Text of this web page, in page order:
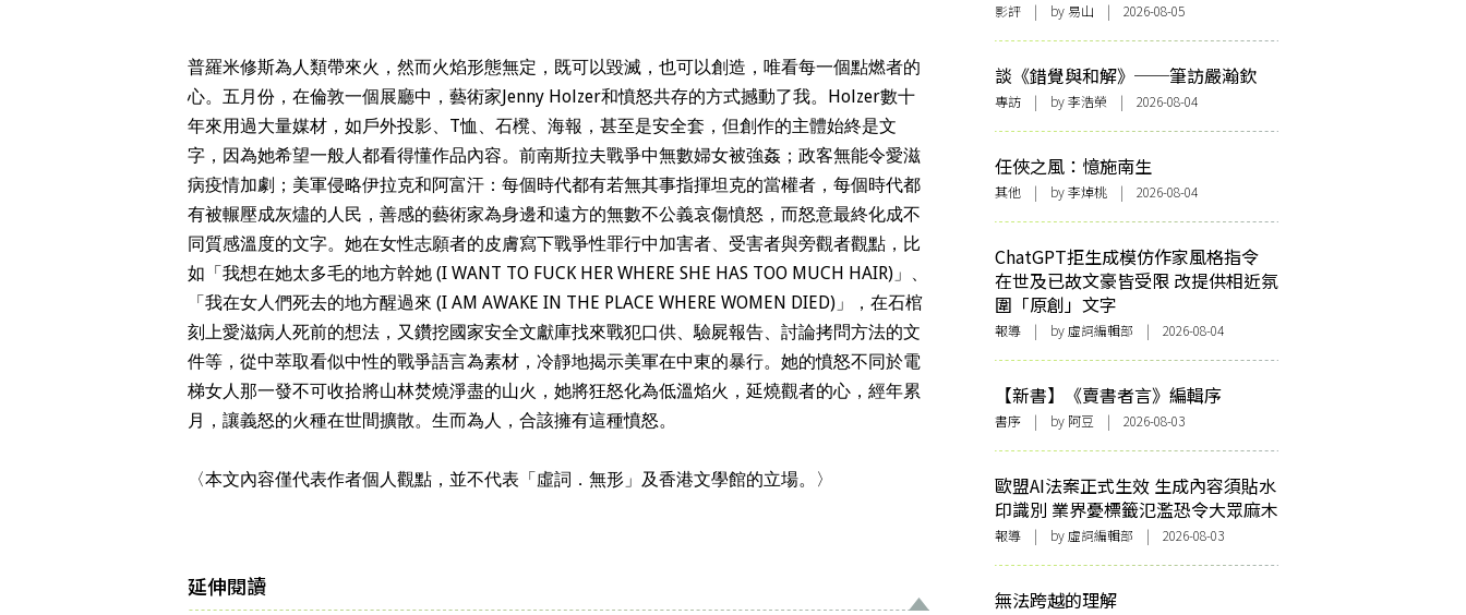
普羅米修斯為人類帶來火，然而火焰形態無定，既可以毀滅，也可以創造，唯看每一個點燃者的
心。五月份，在倫敦一個展廳中，藝術家Jenny Holzer和憤怒共存的方式撼動了我。Holzer數十
年來用過大量媒材，如戶外投影、T恤、石櫈、海報，甚至是安全套，但創作的主體始終是文
字，因為她希望一般人都看得懂作品內容。前南斯拉夫戰爭中無數婦女被強姦；政客無能令愛滋
病疫情加劇；美軍侵略伊拉克和阿富汗：每個時代都有若無其事指揮坦克的當權者，每個時代都
有被輾壓成灰燼的人民，善感的藝術家為身邊和遠方的無數不公義哀傷憤怒，而怒意最終化成不
同質感溫度的文字。她在女性志願者的皮膚寫下戰爭性罪行中加害者、受害者與旁觀者觀點，比
如「我想在她太多毛的地方幹她 (I WANT TO FUCK HER WHERE SHE HAS TOO MUCH HAIR)」、
「我在女人們死去的地方醒過來 (I AM AWAKE IN THE PLACE WHERE WOMEN DIED)」，在石棺
刻上愛滋病人死前的想法，又鑽挖國家安全文獻庫找來戰犯口供、驗屍報告、討論拷問方法的文
件等，從中萃取看似中性的戰爭語言為素材，冷靜地揭示美軍在中東的暴行。她的憤怒不同於電
梯女人那一發不可收拾將山林焚燒淨盡的山火，她將狂怒化為低溫焰火，延燒觀者的心，經年累
月，讓義怒的火種在世間擴散。生而為人，合該擁有這種憤怒。
〈本文內容僅代表作者個人觀點，並不代表「虛詞．無形」及香港文學館的立場。〉
延伸閱讀
影評 | by 易山 | 2026-08-05
談《錯覺與和解》──筆訪嚴瀚欽
專訪 | by 李浩榮 | 2026-08-04
任俠之風：憶施南生
其他 | by 李焯桃 | 2026-08-04
ChatGPT拒生成模仿作家風格指令
在世及已故文豪皆受限 改提供相近氛
圍「原創」文字
報導 | by 虛詞編輯部 | 2026-08-04
【新書】《賣書者言》編輯序
書序 | by 阿豆 | 2026-08-03
歐盟AI法案正式生效 生成內容須貼水
印識別 業界憂標籤氾濫恐令大眾麻木
報導 | by 虛詞編輯部 | 2026-08-03
無法跨越的理解